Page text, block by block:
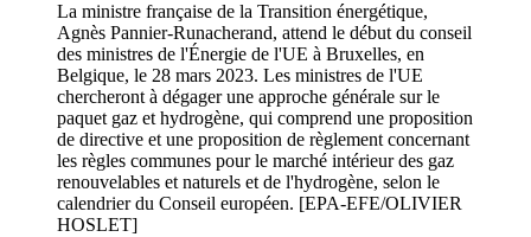
La ministre française de la Transition énergétique,
Agnès Pannier-Runacherand, attend le début du conseil
des ministres de l'Énergie de l'UE à Bruxelles, en
Belgique, le 28 mars 2023. Les ministres de l'UE
chercheront à dégager une approche générale sur le
paquet gaz et hydrogène, qui comprend une proposition
de directive et une proposition de règlement concernant
les règles communes pour le marché intérieur des gaz
renouvelables et naturels et de l'hydrogène, selon le
calendrier du Conseil européen. [EPA-EFE/OLIVIER
HOSLET]